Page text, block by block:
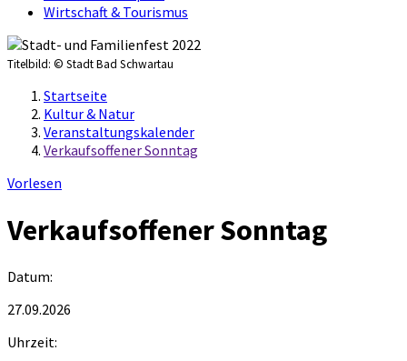
Wirtschaft & Tourismus
Titelbild: © Stadt Bad Schwartau
Startseite
Kultur & Natur
Veranstaltungskalender
Verkaufsoffener Sonntag
Vorlesen
Verkaufsoffener Sonntag
Datum:
27.09.2026
Uhrzeit: